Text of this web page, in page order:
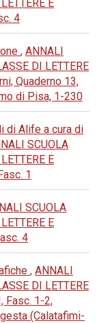
E
4
, ANNALI
DI LETTERE
Quaderno 13,
di Pisa, 1-230
di Alife a cura di
SCUOLA
E
1
SCUOLA
E
4
, ANNALI
DI LETTERE
Fasc. 1-2,
(Calatafimi-